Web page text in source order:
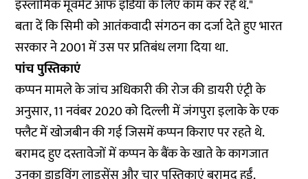
इस्लामिक मूवमेंट ऑफ इंडिया के लिए काम कर रहे थे."
बता दें कि सिमी को आतंकवादी संगठन का दर्जा देते हुए भारत
सरकार ने 2001 में उस परप्रतिबंधलगा दिया था.
पांच पुस्तिकाएं
कप्पन मामले के जांच अधिकारी की रोज की डायरी एंट्री के
अनुसार, 11 नवंबर 2020 को दिल्ली में जंगपुरा इलाके के एक
फ्लैट में खोजबीन की गई जिसमें कप्पन किराए पर रहते थे.
बरामद हुए दस्तावेजों में कप्पन के बैंक के खाते के कागजात